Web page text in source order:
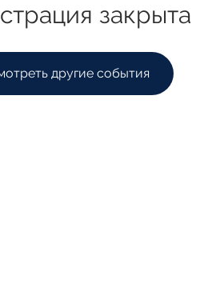
закрыта
другие события